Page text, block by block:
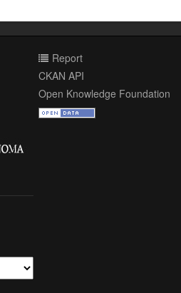
Report
CKAN API
Open Knowledge Foundation